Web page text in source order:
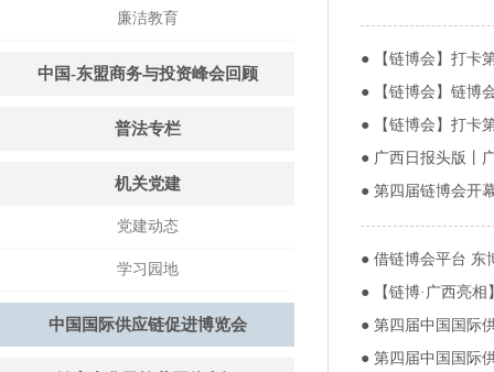
廉洁教育
中国-东盟商务与投资峰会回顾
普法专栏
机关党建
党建动态
学习园地
中国国际供应链促进博览会
●
【链博会】打卡
●
【链博会】链博
●
【链博会】打卡
● 广西日报头版丨
● 第四届链博会开
● 借链博会平台
●
【链博·广西亮
● 第四届中国国际
● 第四届中国国际